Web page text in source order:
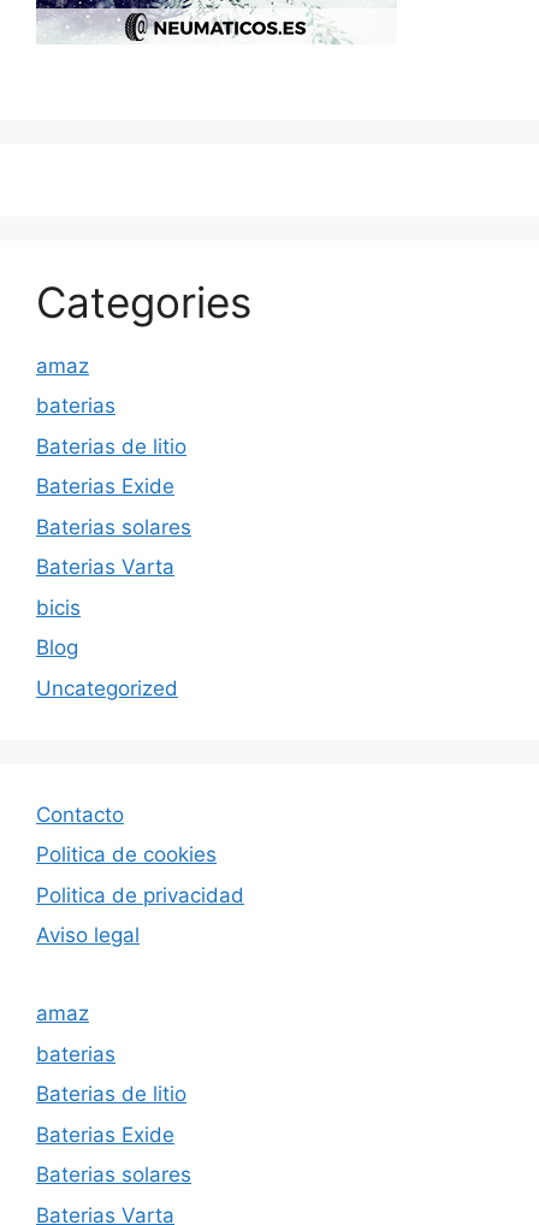
Categories
amaz
baterias
Baterias de litio
Baterias Exide
Baterias solares
Baterias Varta
bicis
Blog
Uncategorized
Contacto
Politica de cookies
Politica de privacidad
Aviso legal
amaz
baterias
Baterias de litio
Baterias Exide
Baterias solares
Baterias Varta